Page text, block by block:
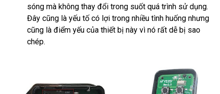
sóng mà không thay đổi trong suốt quá trình sử dụng.
Đây cũng là yếu tố có lợi trong nhiều tình huống nhưng
cũng là điểm yếu của thiết bị này vì nó rất dễ bị sao
chép.